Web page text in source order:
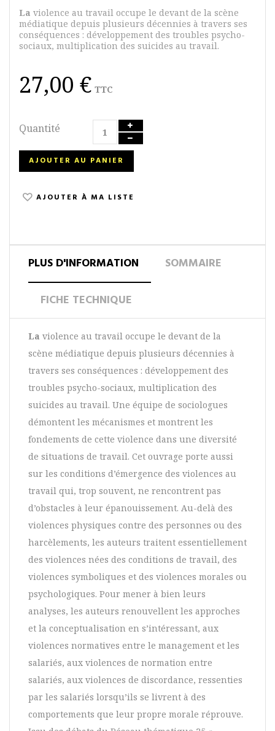
La violence au travail occupe le devant de la scène
médiatique depuis plusieurs décennies à travers ses
conséquences : développement des troubles psycho-
sociaux, multiplication des suicides au travail.
27,00 € TTC
Quantité
AJOUTER AU PANIER
AJOUTER À MA LISTE
PLUS D'INFORMATION SOMMAIRE
FICHE TECHNIQUE
La violence au travail occupe le devant de la
scène médiatique depuis plusieurs décennies à
travers ses conséquences : développement des
troubles psycho-sociaux, multiplication des
suicides au travail. Une équipe de sociologues
démontent les mécanismes et montrent les
fondements de cette violence dans une diversité
de situations de travail. Cet ouvrage porte aussi
sur les conditions d’émergence des violences au
travail qui, trop souvent, ne rencontrent pas
d’obstacles à leur épanouissement. Au-delà des
violences physiques contre des personnes ou des
harcèlements, les auteurs traitent essentiellement
des violences nées des conditions de travail, des
violences symboliques et des violences morales ou
psychologiques. Pour mener à bien leurs
analyses, les auteurs renouvellent les approches
et la conceptualisation en s’intéressant, aux
violences normatives entre le management et les
salariés, aux violences de normation entre
salariés, aux violences de discordance, ressenties
par les salariés lorsqu’ils se livrent à des
comportements que leur propre morale réprouve.